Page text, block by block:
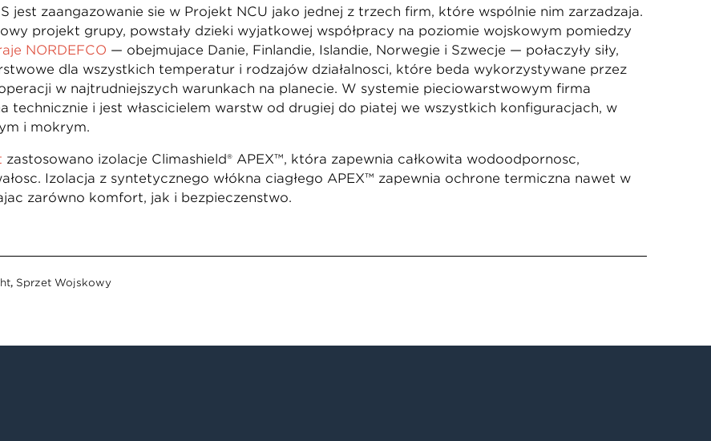
jest zaangażowanie się w Projekt NCU jako jednej z trzech firm, które wspólnie nim zarządzają.
projekt grupy, powstały dzięki wyjątkowej współpracy na poziomie wojskowym pomiędzy
NORDEFCO — obejmujące Danię, Finlandię, Islandię, Norwegię i Szwecję — połączyły siły,
dla wszystkich temperatur i rodzajów działalności, które będą wykorzystywane przez
w najtrudniejszych warunkach na planecie. W systemie pięciowarstwowym firma
technicznie i jest właścicielem warstw od drugiej do piątej we wszystkich konfiguracjach, w
i mokrym.
zastosowano izolację Climashield® APEX™, która zapewnia całkowitą wodoodporność,
Izolacja z syntetycznego włókna ciągłego APEX™ zapewnia ochronę termiczną nawet w
zarówno komfort, jak i bezpieczeństwo.
, Sprzęt Wojskowy